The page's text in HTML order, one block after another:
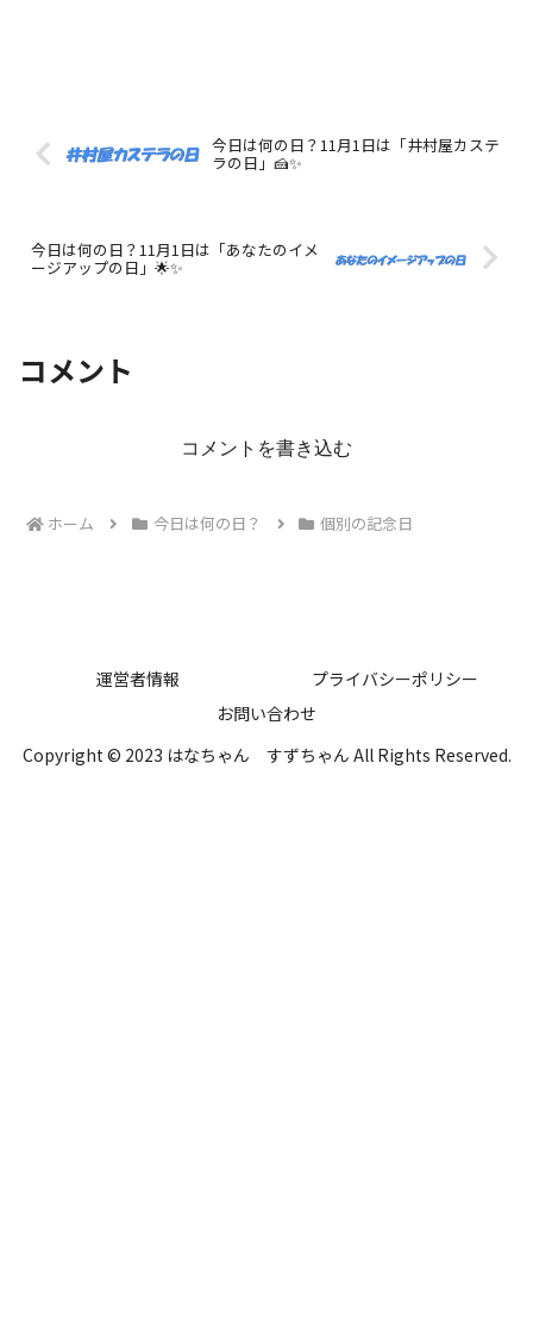
今日は何の日？11月1日は「井村屋カステ
ラの日」🍰✨
今日は何の日？11月1日は「あなたのイメ
ージアップの日」🌟✨
コメント
コメントを書き込む
ホーム 今日は何の日？ 個別の記念日
運営者情報
プライバシーポリシー
お問い合わせ
Copyright © 2023 はなちゃん すずちゃん All Rights Reserved.